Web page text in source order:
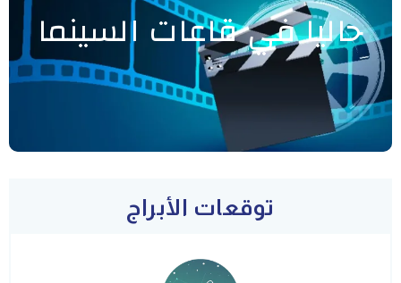
حاليا في قاعات السينما
توقعات الأبراج